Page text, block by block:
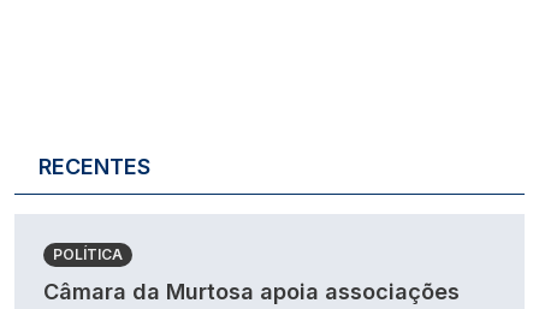
RECENTES
POLÍTICA
Câmara da Murtosa apoia associações